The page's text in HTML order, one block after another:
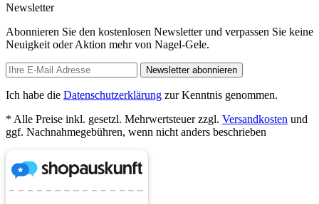
Newsletter
Abonnieren Sie den kostenlosen Newsletter und verpassen Sie keine
Neuigkeit oder Aktion mehr von Nagel-Gele.
Newsletter abonnieren
Ich habe die Datenschutzerklärung zur Kenntnis genommen.
* Alle Preise inkl. gesetzl. Mehrwertsteuer zzgl. Versandkosten und
ggf. Nachnahmegebühren, wenn nicht anders beschrieben